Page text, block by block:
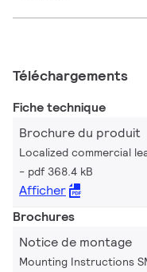
Téléchargements
Fiche technique
Brochure du produit
Localized commercial
pdf 368.4 kB
Afficher
Brochures
Notice de montage
Mounting Instructions